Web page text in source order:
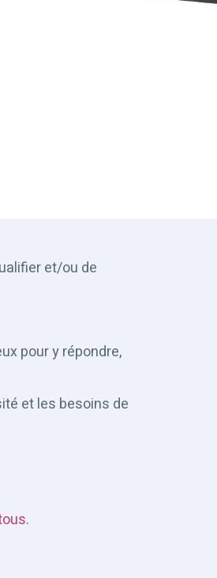
et/ou de
pour y répondre,
et les besoins de
.